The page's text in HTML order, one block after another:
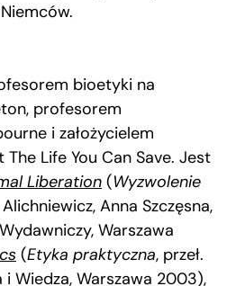
bioetyki na
profesorem
i założycielem
Life You Can Save. Jest
Liberation (Wyzwolenie
Anna Szczęsna,
Warszawa
(Etyka praktyczna, przeł.
i Wiedza, Warszawa 2003),